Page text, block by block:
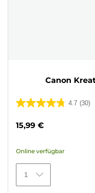
Canon
4.7 (30)
4.7
30
Bewertungen
15,99 €
Online verfügbar
1